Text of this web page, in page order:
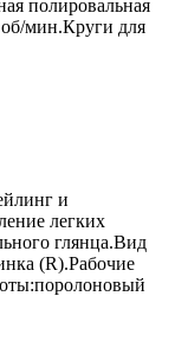
полировальная
мин.Круги для
и
легких
глянца.Вид
(R).Рабочие
поролоновый